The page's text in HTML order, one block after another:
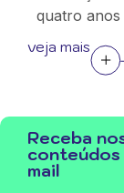
quatro anos
veja mais
Receba
conteúdos
mail